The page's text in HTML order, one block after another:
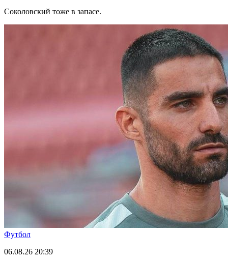
Соколовский тоже в запасе.
Футбол
06.08.26 20:39